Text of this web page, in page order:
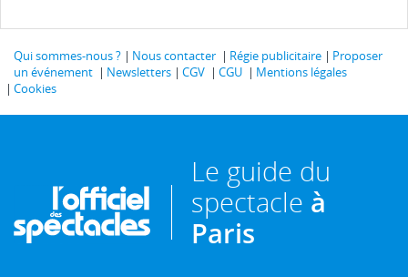
Qui sommes-nous ? Nous contacter Régie publicitaire
Proposer
un événement
Newsletters CGV CGU
Mentions légales
Cookies
Le guide du
spectacle à
Paris